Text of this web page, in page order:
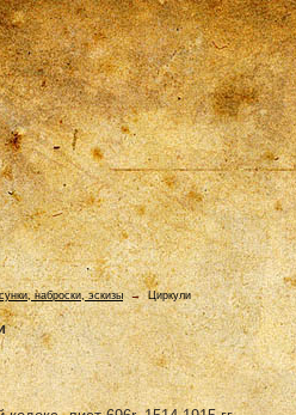
наброски, эскизы→Циркули